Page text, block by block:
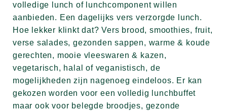
volledige lunch of lunchcomponent willen
aanbieden. Een dagelijks vers verzorgde lunch.
Hoe lekker klinkt dat? Vers brood, smoothies, fruit,
verse salades, gezonden sappen, warme & koude
gerechten, mooie vleeswaren & kazen,
vegetarisch, halal of veganistisch, de
mogelijkheden zijn nagenoeg eindeloos. Er kan
gekozen worden voor een volledig lunchbuffet
maar ook voor belegde broodjes, gezonde